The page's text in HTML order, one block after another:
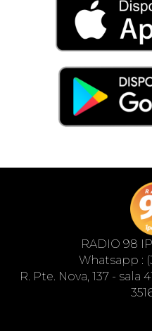
RADIO 98
Whatsapp :
R. Pte. Nova, 137 - sala